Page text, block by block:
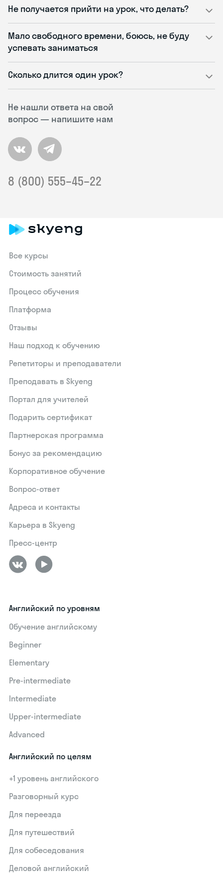
Не нашли ответа на свой
вопрос — напишите нам
8 (800) 555–45–22
Не получается прийти на урок, что делать?
Мало свободного времени, боюсь, не буду
успевать заниматься
Сколько длится один урок?
Все курсы
Стоимость занятий
Процесс обучения
Платформа
Отзывы
Наш подход к обучению
Репетиторы и преподаватели
Преподавать в Skyeng
Портал для учителей
Подарить сертификат
Партнерская программа
Бонус за рекомендацию
Корпоративное обучение
Вопрос-ответ
Адреса и контакты
Карьера в Skyeng
Пресс-центр
Английский по уровням
Обучение английскому
Beginner
Elementary
Pre-intermediate
Intermediate
Upper-intermediate
Advanced
Английский по целям
+1 уровень английского
Разговорный курс
Для переезда
Для путешествий
Для собеседования
Деловой английский